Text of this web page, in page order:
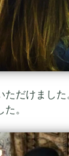
だけまし
。